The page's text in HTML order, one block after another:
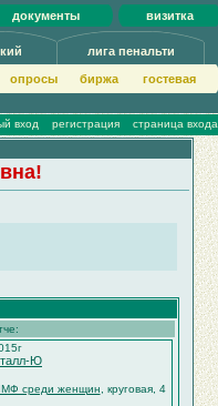
документы визитка
лига пенальти
опросы биржа гoстeвая
вход регистрация страница входа
Ю
среди женщин , круговая, 4